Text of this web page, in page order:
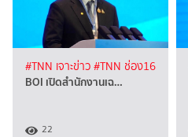
#TNN เจาะข่าว#TNN ช่อง16
BOI เปิดสำนักงานเฉ…
22